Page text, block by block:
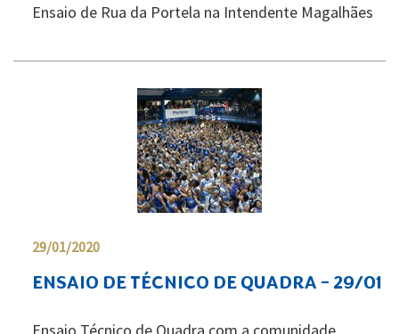
Ensaio de Rua da Portela na Intendente Magalhães
29/01/2020
ENSAIO DE TÉCNICO DE QUADRA - 29/01
Ensaio Técnico de Quadra com a comunidade